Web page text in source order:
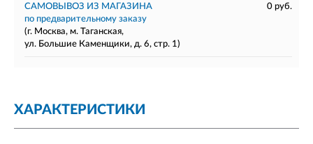
САМОВЫВОЗ ИЗ МАГАЗИНА
0 руб.
по предварительному заказу
(г. Москва, м. Таганская,
ул. Большие Каменщики, д. 6, стр. 1)
ХАРАКТЕРИСТИКИ